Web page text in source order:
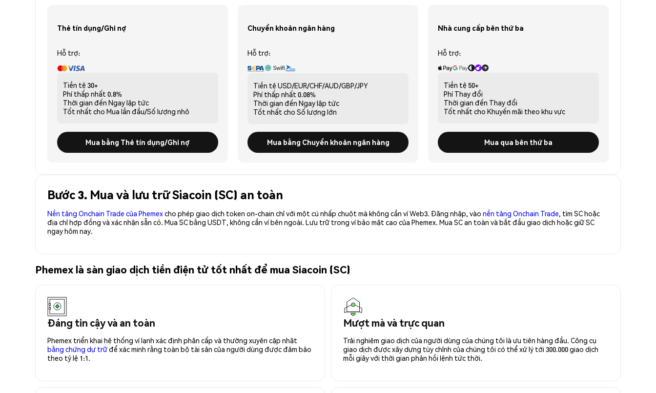
Thẻ tín dụng/Ghi nợ
Hỗ trợ:
Tiền tệ 30+
Phí thấp nhất 0.8%
Thời gian đến Ngay lập tức
Tốt nhất cho Mua lần đầu/Số lượng nhỏ
Mua bằng Thẻ tín dụng/Ghi nợ
Chuyển khoản ngân hàng
Hỗ trợ:
Tiền tệ USD/EUR/CHF/AUD/GBP/JPY
Phí thấp nhất 0.08%
Thời gian đến Ngay lập tức
Tốt nhất cho Số lượng lớn
Mua bằng Chuyển khoản ngân hàng
Nhà cung cấp bên thứ ba
Hỗ trợ:
Tiền tệ 50+
Phí Thay đổi
Thời gian đến Thay đổi
Tốt nhất cho Khuyến mãi theo khu vực
Mua qua bên thứ ba
Bước 3. Mua và lưu trữ Siacoin (SC) an toàn
Nền tảng Onchain Trade của Phemexcho phép giao dịch token on-chain chỉ với một cú nhấp chuột mà không cần ví Web3. Đăng nhập, vào nền tảng Onchain Trade, tìm SC hoặc
địa chỉ hợp đồng và xác nhận sẵn có. Mua SC bằng USDT, không cần ví bên ngoài. Lưu trữ trong ví bảo mật cao của Phemex. Mua SC an toàn và bắt đầu giao dịch hoặc giữ SC
ngay hôm nay.
Phemex là sàn giao dịch tiền điện tử tốt nhất để mua Siacoin (SC)
Đáng tin cậy và an toàn
Phemex triển khai hệ thống ví lạnh xác định phân cấp và thường xuyên cập nhật
bằng chứng dự trữđể xác minh rằng toàn bộ tài sản của người dùng được đảm bảo
theo tỷ lệ 1:1.
Mượt mà và trực quan
Trải nghiệm giao dịch của người dùng của chúng tôi là ưu tiên hàng đầu. Công cụ
giao dịch được xây dựng tùy chỉnh của chúng tôi có thể xử lý tới 300.000 giao dịch
mỗi giây với thời gian phản hồi lệnh tức thời.